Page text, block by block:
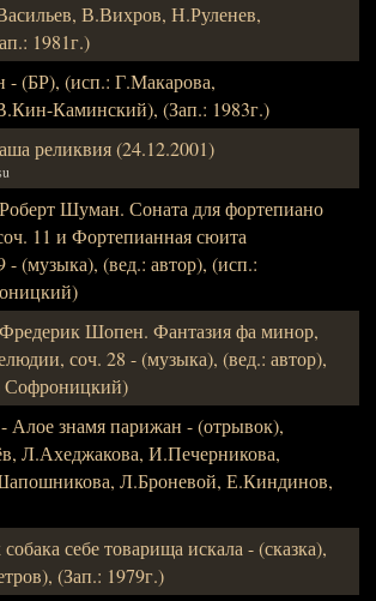
В.Вихров, Н.Руленев,
1981г.)
(БР), (исп.: Г.Макарова,
Каминский), (Зап.: 1983г.)
реликвия (24.12.2001)
Шуман. Соната для фортепиано
11 и Фортепианная сюита
- (музыка), (вед.: автор), (исп.:
Шопен. Фантазия фа минор,
соч. 28 - (музыка), (вед.: автор),
Софроницкий)
знамя парижан - (отрывок),
Л.Ахеджакова, И.Печерникова,
Л.Броневой, Е.Киндинов,
себе товарища искала - (сказка),
(Зап.: 1979г.)